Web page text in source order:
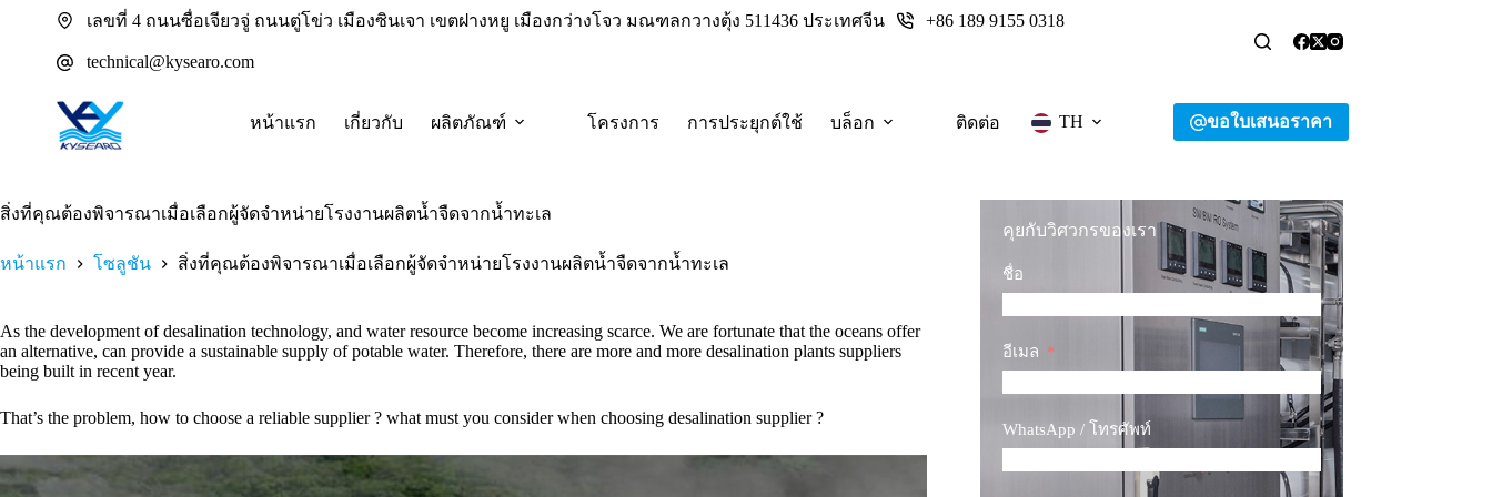
เลขที่ 4 ถนนซื่อเจียวจู่ ถนนตู่โข่ว เมืองซินเจา เขตฝางหยู เมืองกว่างโจว มณฑลกวางตุ้ง 511436 ประเทศจีน +86 189 9155 0318
technical@kysearo.com
หน้าแรก เกี่ยวกับ ผลิตภัณฑ์ โครงการ การประยุกต์ใช้ บล็อก ติดต่อ TH ขอใบเสนอราคา
สิ่งที่คุณต้องพิจารณาเมื่อเลือกผู้จัดจำหน่ายโรงงานผลิตน้ำจืดจากน้ำทะเล
หน้าแรก โซลูชัน สิ่งที่คุณต้องพิจารณาเมื่อเลือกผู้จัดจำหน่ายโรงงานผลิตน้ำจืดจากน้ำทะเล
As the development of desalination technology, and water resource become increasing scarce. We are fortunate that the oceans offer
an alternative, can provide a sustainable supply of potable water. Therefore, there are more and more desalination plants suppliers
being built in recent year.
That’s the problem, how to choose a reliable supplier ? what must you consider when choosing desalination supplier ?
คุยกับวิศวกรของเรา
ชื่อ
อีเมล
WhatsApp / โทรศัพท์